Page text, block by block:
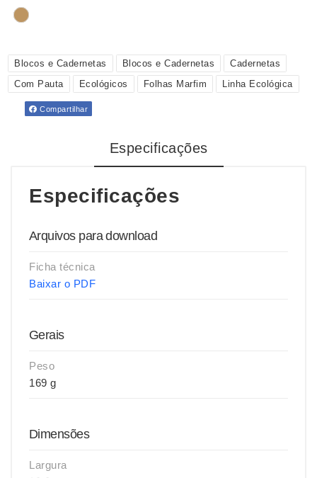
Blocos e Cadernetas Blocos e Cadernetas
Cadernetas
Com Pauta
Ecológicos Folhas Marfim Linha Ecológica
Compartilhar
Especificações
Especificações
Arquivos para download
Ficha técnica
Baixar o PDF
Gerais
Peso
169 g
Dimensões
Largura